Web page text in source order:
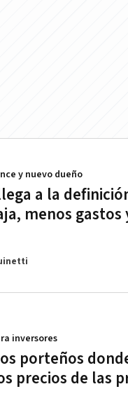
a la
menos gastos
y nuevo dueño
porteños
precios de las
inversores